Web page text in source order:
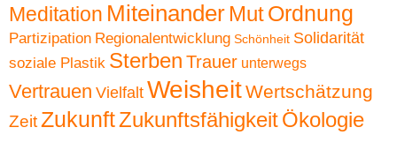
Meditation Miteinander MutOrdnung
Partizipation Regionalentwicklung Schönheit Solidarität
soziale Plastik Sterben Trauer unterwegs
Vertrauen Vielfalt WeisheitWertschätzung
ZeitZukunftZukunftsfähigkeitÖkologie